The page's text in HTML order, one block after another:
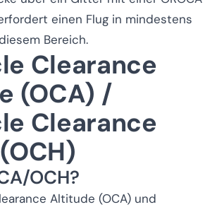
einen Flug in mindestens
Bereich.
Clearance
(OCA) /
Clearance
OCH?
Altitude (OCA) und